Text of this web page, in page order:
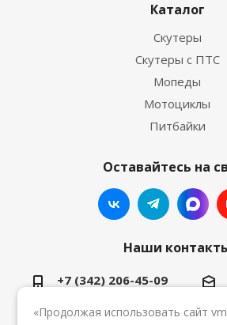
Каталог
Скутеры
Скутеры с ПТС
Мопеды
Мотоциклы
Питбайки
Оставайтесь на
Наши
+7 (342) 206-45-09
«Продолжая использовать сайт